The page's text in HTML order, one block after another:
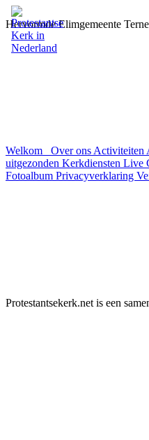
Hervormde Elimgemeente
Welkom Over ons Activiteiten
uitgezonden Kerkdiensten Live
Fotoalbum Privacyverklaring
Protestantsekerk.net is een